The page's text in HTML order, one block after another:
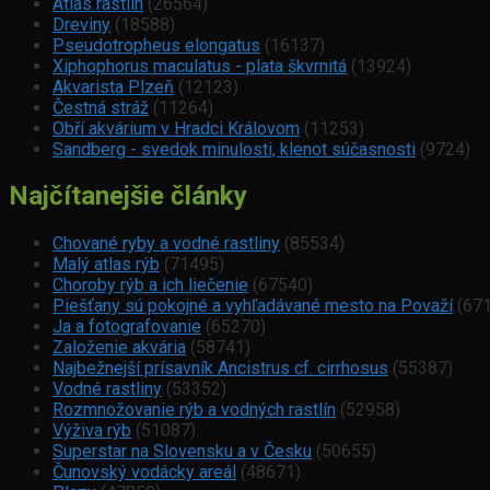
Dreviny (18588)
Pseudotropheus elongatus (16137)
Xiphophorus maculatus - plata škvrnitá (13924)
Akvarista Plzeň (12123)
Čestná stráž (11264)
Obří akvárium v Hradci Královom (11253)
Sandberg - svedok minulosti, klenot súčasnosti (9724)
Najčítanejšie články
Chované ryby a vodné rastliny (85534)
Malý atlas rýb (71495)
Choroby rýb a ich liečenie (67540)
Piešťany sú pokojné a vyhľadávané mesto na Považí
Ja a fotografovanie (65270)
Založenie akvária (58741)
Najbežnejší prísavník Ancistrus cf. cirrhosus (55387)
Vodné rastliny (53352)
Rozmnožovanie rýb a vodných rastlín (52958)
Výživa rýb (51087)
Superstar na Slovensku a v Česku (50655)
Čunovský vodácky areál (48671)